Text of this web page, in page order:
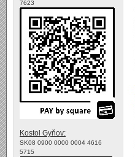
7623
Kostol Gyňov:
SK08 0900 0000 0004 4616
5715